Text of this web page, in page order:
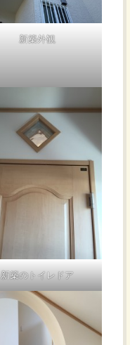
新築外観
新築のトイレドア